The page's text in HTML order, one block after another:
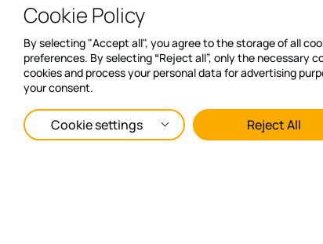
ΚΑΤΕΒΑΣΕ ΤΟ MOBILE APP
Cookie Policy
By selecting "Accept all", you agree to the storage of all
preferences. By selecting “Reject all”, only the necessary
cookies and process your personal data for advertising
your consent.
Cookie settings Reject All